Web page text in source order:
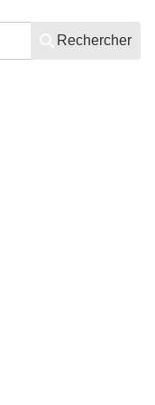
Rechercher